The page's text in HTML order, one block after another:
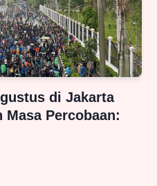
di Jakarta
Masa Percobaan: